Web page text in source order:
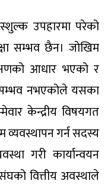
उपहारमा परेको
सम्भव छैन। जोखिम
आधार भएको र
नभएकोले यसका
केन्द्रीय विषयगत
व्यवस्थापन गर्न सदस्य
गरी कार्यान्वयन
वित्तीय अवस्थाले